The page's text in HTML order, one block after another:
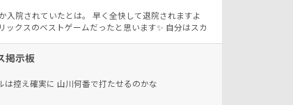
院されていたとは。 早く全快して退院されますよ
ックスのベストゲームだったと思います✨ 自分はスカ
してしまいました❗️ 今日のマリーンズは5対3で西武に
の通算250セーブ🏆 凄い記録ですね✨おめでとうござ
、浅草育ちさんも早く退院なされてZOZOマリンスタ
しんで下さい🏟️ また今年の夏は格別に暑いので身体
掲示板
は控え確実に 山川何番で打たせるのかな